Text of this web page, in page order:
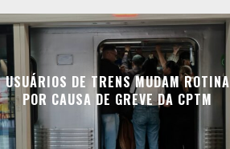
USUÁRIOS DE TRENS MUDAM ROTINA
POR CAUSA DE GREVE DA CPTM